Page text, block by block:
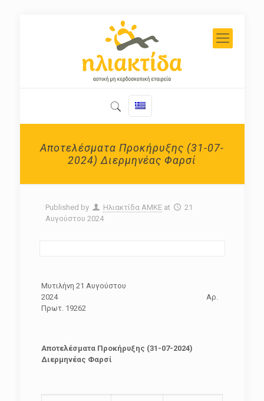
Αποτελέσματα Προκήρυξης (31-07-
2024) Διερμηνέας Φαρσί
Published by Ηλιακτίδα ΑΜΚΕ at
21
Αυγούστου 2024
Μυτιλήνη 21 Αυγούστου
2024 Αρ.
Πρωτ. 19262
Αποτελέσματα Προκήρυξης (31-07-2024)
Διερμηνέας Φαρσί